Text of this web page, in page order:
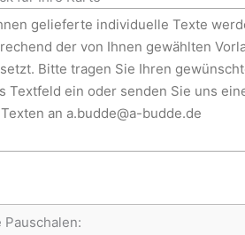
Pauschalen: